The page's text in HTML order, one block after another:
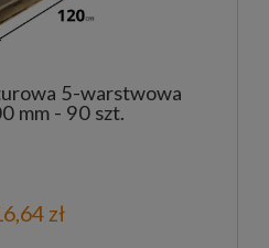
5-warstwowa
mm - 90 szt.
zł